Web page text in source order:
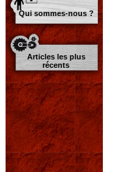
Qui sommes-nous ?
Articles les plus
récents